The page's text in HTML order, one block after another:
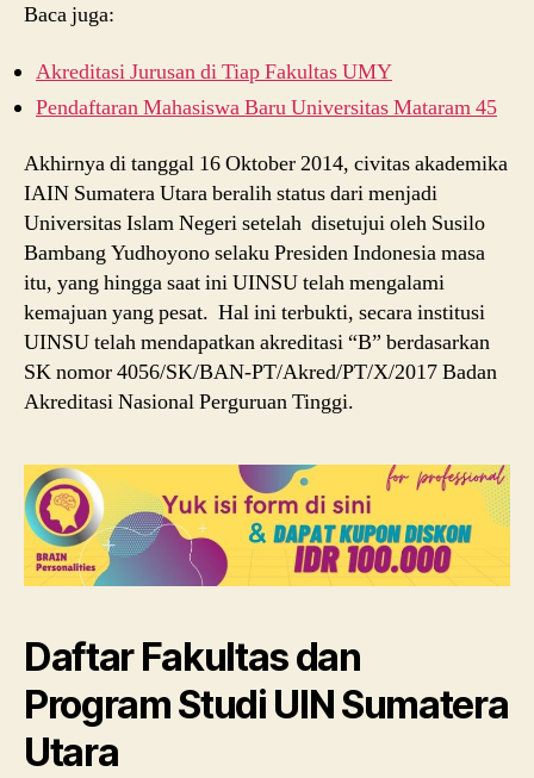
Baca juga:
Akreditasi Jurusan di Tiap Fakultas UMY
Pendaftaran Mahasiswa Baru Universitas Mataram 45
Akhirnya di tanggal 16 Oktober 2014, civitas akademika
IAIN Sumatera Utara beralih status dari menjadi
Universitas Islam Negeri setelah disetujui oleh Susilo
Bambang Yudhoyono selaku Presiden Indonesia masa
itu, yang hingga saat ini UINSU telah mengalami
kemajuan yang pesat. Hal ini terbukti, secara institusi
UINSU telah mendapatkan akreditasi “B” berdasarkan
SK nomor 4056/SK/BAN-PT/Akred/PT/X/2017 Badan
Akreditasi Nasional Perguruan Tinggi.
Daftar Fakultas dan
Program Studi UIN Sumatera
Utara